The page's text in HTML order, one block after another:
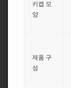
키캡 모
양
제품 구
성